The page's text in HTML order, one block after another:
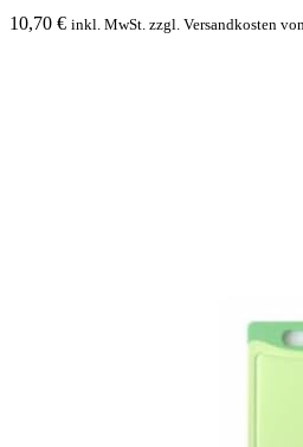
10,70 € inkl. MwSt. zzgl. Versandkosten